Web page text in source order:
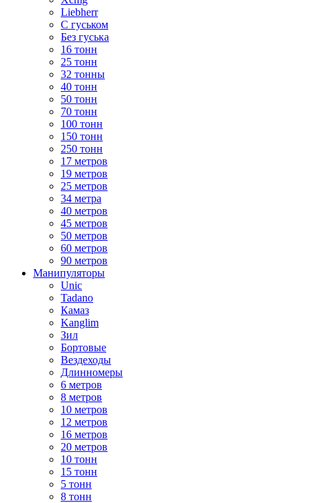
Liebherr
С гуськом
Без гуська
16 тонн
25 тонн
32 тонны
40 тонн
50 тонн
70 тонн
100 тонн
150 тонн
250 тонн
17 метров
19 метров
25 метров
34 метра
40 метров
45 метров
50 метров
60 метров
90 метров
Манипуляторы
Unic
Tadano
Камаз
Kanglim
Зил
Бортовые
Вездеходы
Длинномеры
6 метров
8 метров
10 метров
12 метров
16 метров
20 метров
10 тонн
15 тонн
5 тонн
8 тонн